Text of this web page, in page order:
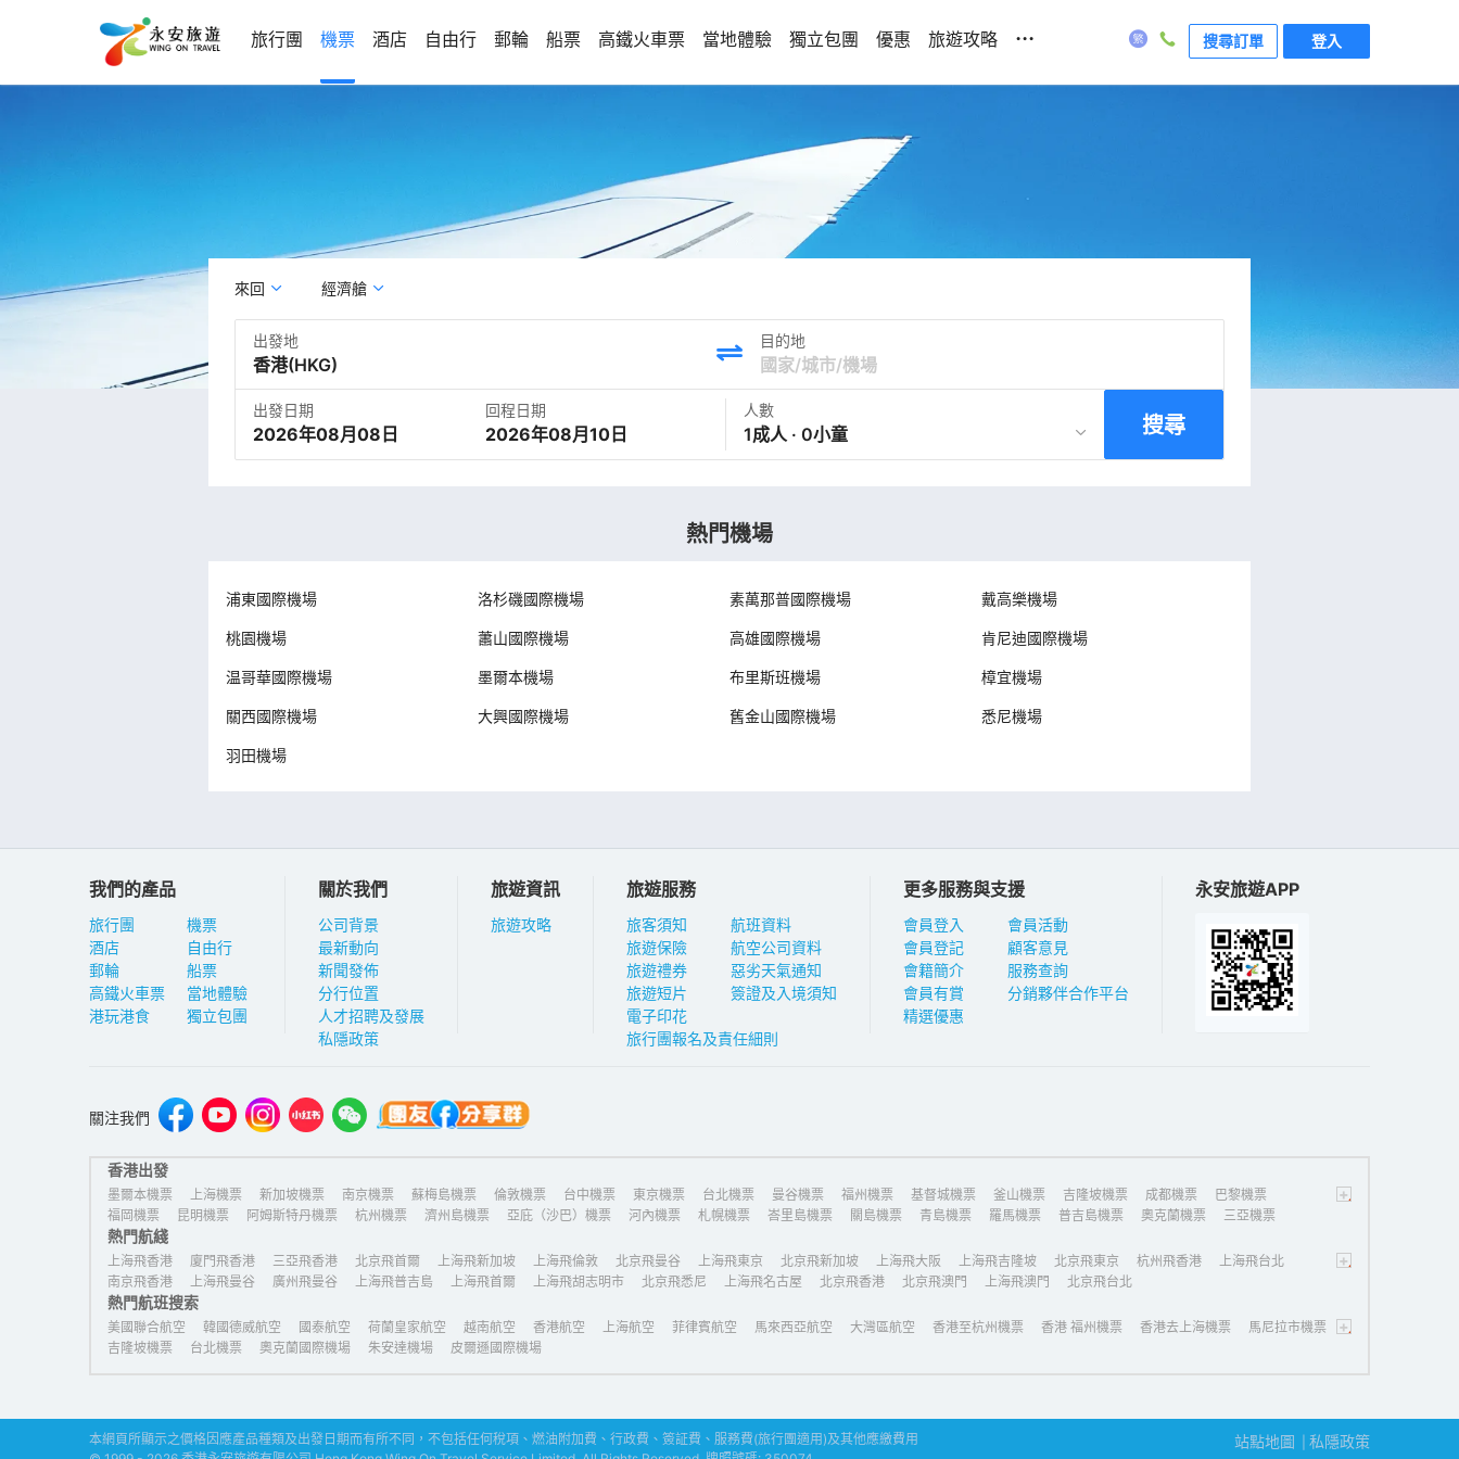
旅行團 機票 酒店 自由行 郵輪 船票 高鐵火車票 當地體驗 獨立包團 優惠 旅遊攻略 ... 搜尋訂單 登入
來回 經濟艙
出發地 目的地
出發日期
2026年08月08日
回程日期
2026年08月10日
人數
1成人 · 0小童 搜尋
熱門機場
浦東國際機場 洛杉磯國際機場 素萬那普國際機場 戴高樂機場
桃園機場 蕭山國際機場 高雄國際機場 肯尼迪國際機場
温哥華國際機場 墨爾本機場 布里斯班機場 樟宜機場
關西國際機場 大興國際機場 舊金山國際機場 悉尼機場
羽田機場
我們的產品
旅行團
酒店
郵輪
高鐵火車票
港玩港食
機票
自由行
船票
當地體驗
獨立包團
關於我們
公司背景
最新動向
新聞發佈
分行位置
人才招聘及發展
私隱政策
旅遊資訊
旅遊攻略
旅遊服務
旅客須知
旅遊保險
旅遊禮券
旅遊短片
電子印花
航班資料
航空公司資料
惡劣天氣通知
簽證及入境須知
旅行團報名及責任細則
更多服務與支援
會員登入
會員登記
會籍簡介
會員有賞
精選優惠
會員活動
顧客意見
服務查詢
分銷夥伴合作平台
永安旅遊APP
關注我們
香港出發
+
墨爾本機票 上海機票 新加坡機票 南京機票 蘇梅島機票 倫敦機票 台中機票 東京機票 台北機票 曼谷機票 福州機票 基督城機票 釜山機票 吉隆坡機票 成都機票
巴黎機票
福岡機票
昆明機票 阿姆斯特丹機票 杭州機票 濟州島機票 亞庇（沙巴）機票 河內機票 札幌機票 峇里島機票 關島機票 青島機票 羅馬機票 普吉島機票 奧克蘭機票
三亞機票
馬尼拉市機票
熱門航綫
+
上海飛香港 廈門飛香港 三亞飛香港 北京飛首爾 上海飛新加坡 上海飛倫敦 北京飛曼谷 上海飛東京 北京飛新加坡 上海飛大阪 上海飛吉隆坡 北京飛東京 杭州飛香港
上海飛台北
南京飛香港
上海飛曼谷 廣州飛曼谷 上海飛普吉島 上海飛首爾 上海飛胡志明市 北京飛悉尼 上海飛名古屋 北京飛香港 北京飛澳門 上海飛澳門 北京飛台北
熱門航班搜索
+
美國聯合航空 韓國德威航空 國泰航空 荷蘭皇家航空 越南航空 香港航空 上海航空 菲律賓航空 馬來西亞航空 大灣區航空 香港至杭州機票 香港 福州機票 香港去上海機票
馬尼拉市機票
吉隆坡機票
台北機票 奧克蘭國際機場 朱安達機場 皮爾遜國際機場
本網頁所顯示之價格因應產品種類及出發日期而有所不同，不包括任何稅項、燃油附加費、行政費、簽証費、服務費(旅行團適用)及其他應繳費用
站點地圖 私隱政策